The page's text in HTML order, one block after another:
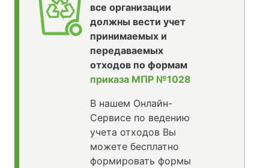
все организации
должны вести учет
принимаемых и
передаваемых
отходов по формам
приказа МПР №1028
В нашем Онлайн-
Сервисе по ведению
учета отходов Вы
можете бесплатно
формировать формы